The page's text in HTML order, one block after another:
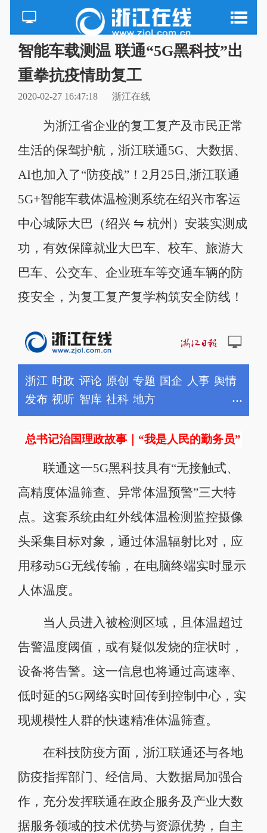
智能车载测温 联通“5G黑科技”出
重拳抗疫情助复工
2020-02-27 16:47:18 浙江在线
为浙江省企业的复工复产及市民正常
生活的保驾护航，浙江联通5G、大数据、
AI也加入了“防疫战”！2月25日,浙江联通
5G+智能车载体温检测系统在绍兴市客运
中心城际大巴（绍兴 ⇋ 杭州）安装实测成
功，有效保障就业大巴车、校车、旅游大
巴车、公交车、企业班车等交通车辆的防
疫安全，为复工复产复学构筑安全防线！
联通这一5G黑科技具有“无接触式、
高精度体温筛查、异常体温预警”三大特
点。这套系统由红外线体温检测监控摄像
头采集目标对象，通过体温辐射比对，应
用移动5G无线传输，在电脑终端实时显示
人体温度。
当人员进入被检测区域，且体温超过
告警温度阈值，或有疑似发烧的症状时，
设备将告警。这一信息也将通过高速率、
低时延的5G网络实时回传到控制中心，实
现规模性人群的快速精准体温筛查。
在科技防疫方面，浙江联通还与各地
防疫指挥部门、经信局、大数据局加强合
作，充分发挥联通在政企服务及产业大数
据服务领域的技术优势与资源优势，自主